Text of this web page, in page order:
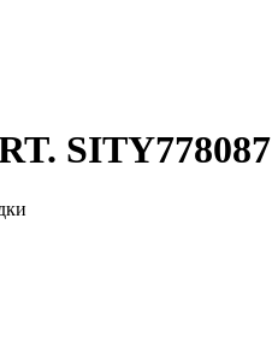
SITY778087